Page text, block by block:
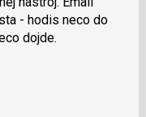
- hodis neco do
dojde.